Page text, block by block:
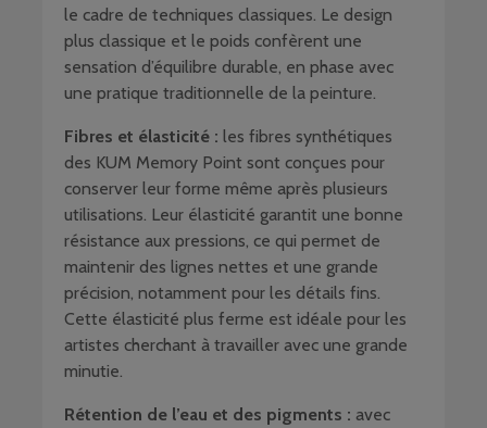
le cadre de techniques classiques. Le design
plus classique et le poids confèrent une
sensation d’équilibre durable, en phase avec
une pratique traditionnelle de la peinture.
Fibres et élasticité : les fibres synthétiques
des KUM Memory Point sont conçues pour
conserver leur forme même après plusieurs
utilisations. Leur élasticité garantit une bonne
résistance aux pressions, ce qui permet de
maintenir des lignes nettes et une grande
précision, notamment pour les détails fins.
Cette élasticité plus ferme est idéale pour les
artistes cherchant à travailler avec une grande
minutie.
Rétention de l’eau et des pigments : avec